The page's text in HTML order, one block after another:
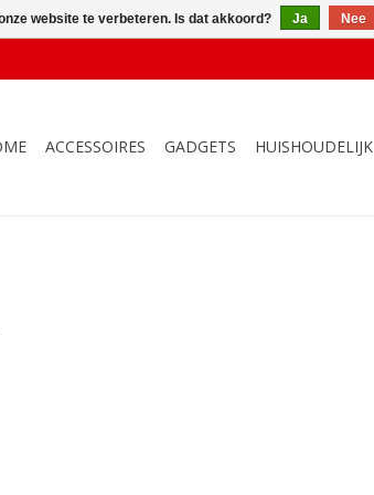
ACCESSOIRES GADGETS HUISHOUDELIJK
website te verbeteren. Is dat akkoord? Ja Nee